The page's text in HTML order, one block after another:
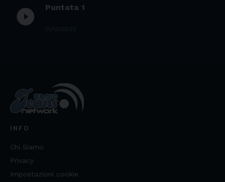
play_circle_filled Puntata 1
INFO
Chi Siamo
Privacy
Impostazioni cookie